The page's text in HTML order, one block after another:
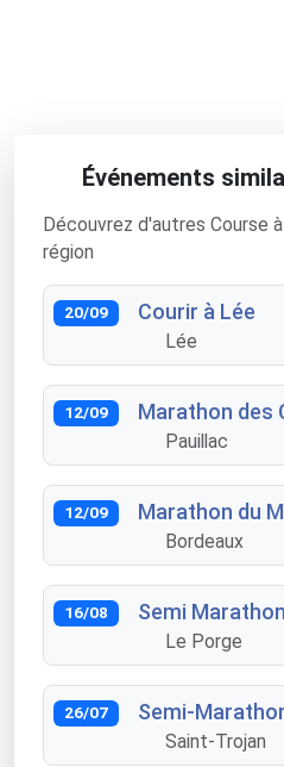
Événements
Découvrez d'autres Course
région
20/09 Courir à Lée
Lée
12/09 Marathon des
Pauillac
12/09 Marathon du
Bordeaux
16/08 Semi
Le Porge
26/07 Semi-
Saint-Trojan